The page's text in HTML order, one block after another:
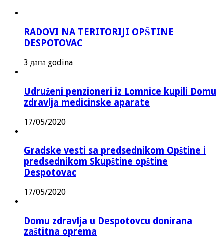
RADOVI NA TERITORIJI OPŠTINE
DESPOTOVAC
3 дана godina
Udruženi penzioneri iz Lomnice kupili Domu
zdravlja medicinske aparate
17/05/2020
Gradske vesti sa predsednikom Opštine i
predsednikom Skupštine opštine
Despotovac
17/05/2020
Domu zdravlja u Despotovcu donirana
zaštitna oprema